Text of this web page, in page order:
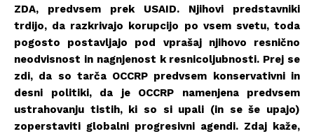
ZDA, predvsem prek USAID. Njihovi predstavniki
trdijo, da razkrivajo korupcijo po vsem svetu, toda
pogosto postavljajo pod vprašaj njihovo resnično
neodvisnost in nagnjenost k resnicoljubnosti. Prej se
zdi, da so tarča OCCRP predvsem konservativni in
desni politiki, da je OCCRP namenjena predvsem
ustrahovanju tistih, ki so si upali (in se še upajo)
zoperstaviti globalni progresivni agendi. Zdaj kaže,